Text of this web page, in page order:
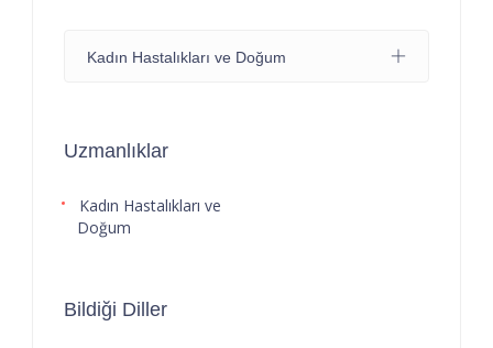
Kadın Hastalıkları ve Doğum
Uzmanlıklar
Kadın Hastalıkları ve
Doğum
Bildiği Diller